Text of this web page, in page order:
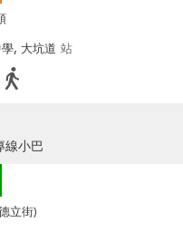
, 大坑道 站
線小巴
立街)